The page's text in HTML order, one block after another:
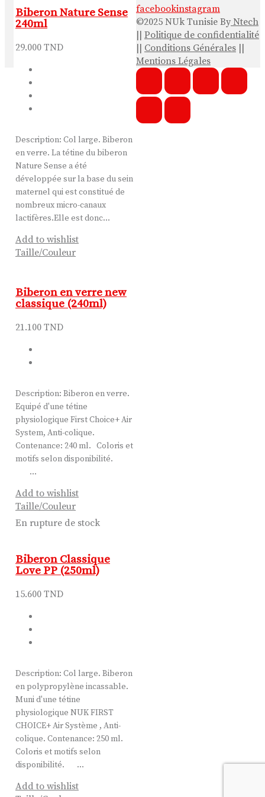
Biberon Nature Sense
240ml
29.000 TND
Description: Col large. Biberon
en verre. La tétine du biberon
Nature Sense a été
développée sur la base du sein
maternel qui est constitué de
nombreux micro-canaux
lactifères.Elle est donc…
Add to wishlist
Taille/Couleur
Biberon en verre new
classique (240ml)
21.100 TND
Description: Biberon en verre.
Equipé d'une tétine
physiologique First Choice+ Air
System, Anti-colique.
Contenance: 240 ml. Coloris et
motifs selon disponibilité.
…
Add to wishlist
Taille/Couleur
En rupture de stock
Biberon Classique
Love PP (250ml)
15.600 TND
Description: Col large. Biberon
en polypropylène incassable.
Muni d'une tétine
physiologique NUK FIRST
CHOICE+ Air Système , Anti-
colique. Contenance: 250 ml.
Coloris et motifs selon
disponibilité. …
Add to wishlist
facebookinstagram
©2025 NUk Tunisie By Ntech
Politique de confidentialité
Conditions Générales
Mentions Légales